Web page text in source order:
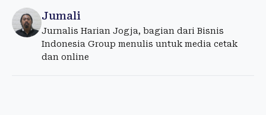
Jumali
Jurnalis Harian Jogja, bagian dari Bisnis
Indonesia Group menulis untuk media cetak
dan online